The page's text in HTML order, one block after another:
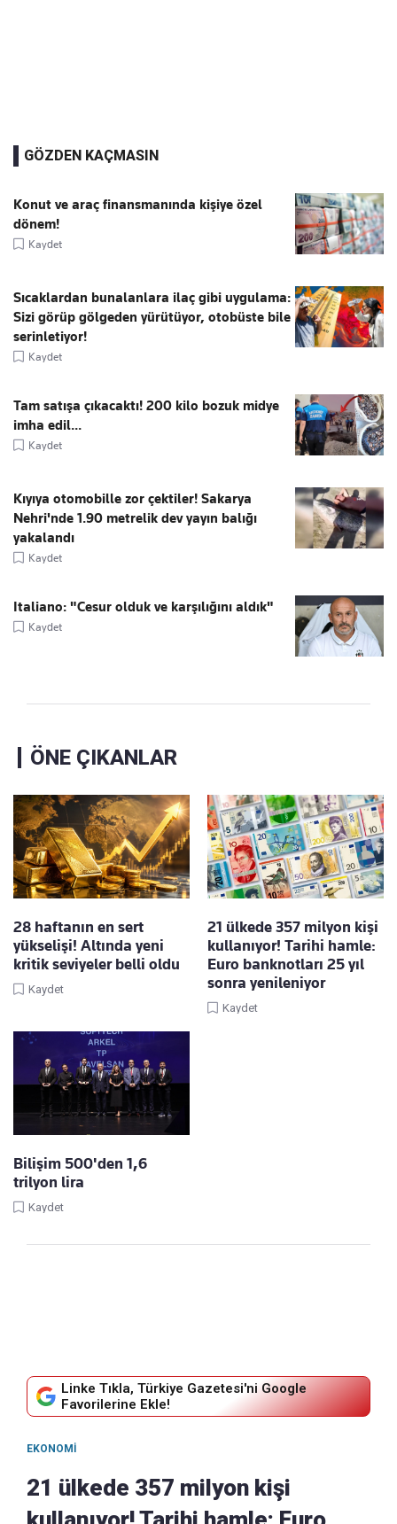
GÖZDEN KAÇMASIN
Konut ve araç finansmanında kişiye özel
dönem!
Kaydet
Sıcaklardan bunalanlara ilaç gibi uygulama:
Sizi görüp gölgeden yürütüyor, otobüste bile
serinletiyor!
Kaydet
Tam satışa çıkacaktı! 200 kilo bozuk midye
imha edil...
Kaydet
Kıyıya otomobille zor çektiler! Sakarya
Nehri'nde 1.90 metrelik dev yayın balığı
yakalandı
Kaydet
Italiano: "Cesur olduk ve karşılığını aldık"
Kaydet
ÖNE ÇIKANLAR
28 haftanın en sert
yükselişi! Altında yeni
kritik seviyeler belli oldu
Kaydet
21 ülkede 357 milyon kişi
kullanıyor! Tarihi hamle:
Euro banknotları 25 yıl
sonra yenileniyor
Kaydet
Bilişim 500'den 1,6
trilyon lira
Kaydet
Linke Tıkla, Türkiye Gazetesi'ni Google
Favorilerine Ekle!
EKONOMI
21 ülkede 357 milyon kişi